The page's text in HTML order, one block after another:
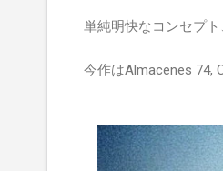
単純明快なコンセプ
今作はAlmacenes 74,